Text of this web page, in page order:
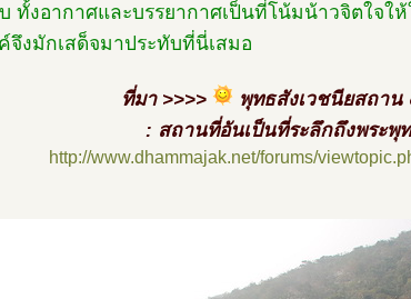
ทั้งอากาศและบรรยากาศเป็นที่โน้มน้าวจิตใจใ
จึงมักเสด็จมาประทับที่นี่เสมอ
ที่มา >>>>
พุทธสังเวชนียสถาน
: สถานที่อันเป็นที่ระลึกถึงพระพุท
http://www.dhammajak.net/forums/